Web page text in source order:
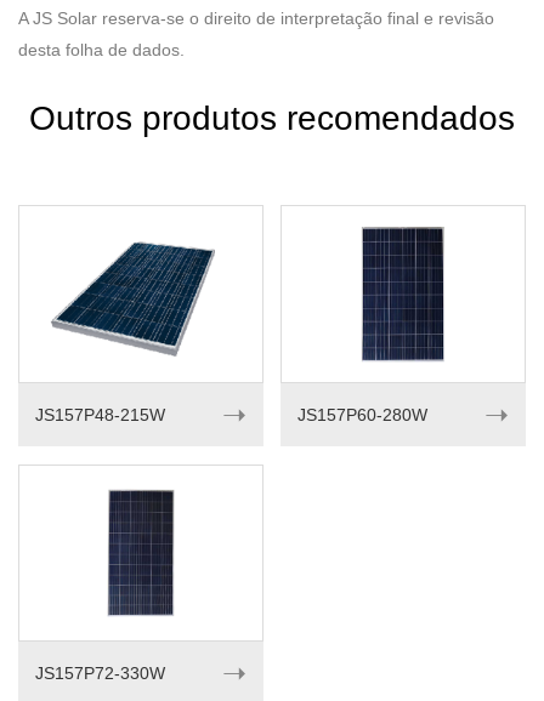
A JS Solar reserva-se o direito de interpretação final e revisão
desta folha de dados.
Outros produtos recomendados
JS157P48-215W ➝ JS157P60-280W ➝
JS157P72-330W ➝